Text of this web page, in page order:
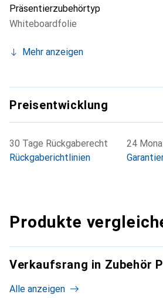
Präsentierzubehörtyp
Whiteboardfolie
Mehr anzeigen
Preisentwicklung
30 Tage Rückgaberecht
Rückgaberichtlinien
24
Produkte
Verkaufsrang in Zubehör
Alle anzeigen